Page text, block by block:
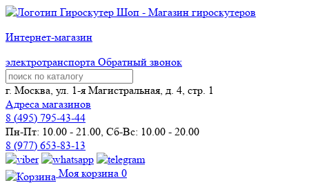
Интернет-магазин
электротранспорта Обратный звонок
г. Москва, ул. 1-я Магистральная, д. 4, стр. 1
Адреса магазинов
8 (495) 795-43-44
Пн-Пт: 10.00 - 21.00, Сб-Вс: 10.00 - 20.00
8 (977) 653-83-13
Моя корзина 0